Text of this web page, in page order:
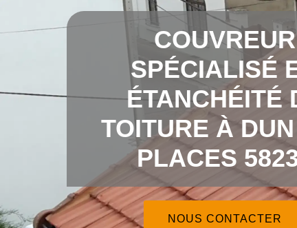
COUVREUR
SPÉCIALISÉ
ÉTANCHÉITÉ
TOITURE À
PLACES
NOUS CONTACTER